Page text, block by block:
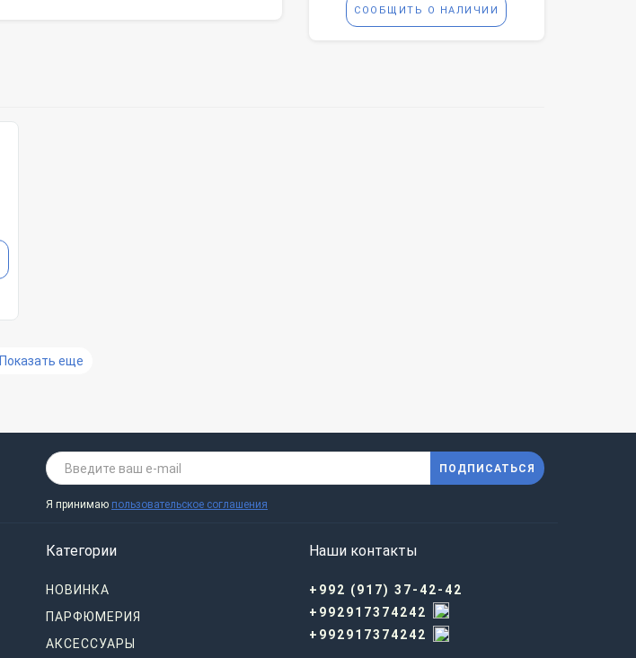
СООБЩИТЬ О НАЛИЧИИ
Показать еще
ПОДПИСАТЬСЯ
Я принимаю пользовательское соглашения
Категории
НОВИНКА
ПАРФЮМЕРИЯ
АКСЕССУАРЫ
Наши контакты
+992 (917) 37-42-42
+992917374242
+992917374242